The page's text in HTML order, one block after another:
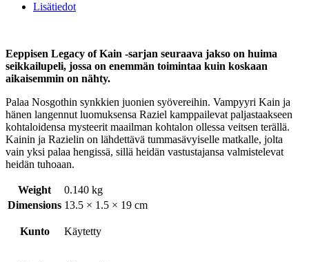
Lisätiedot
Eeppisen Legacy of Kain -sarjan seuraava jakso on huima
seikkailupeli, jossa on enemmän toimintaa kuin koskaan
aikaisemmin on nähty.
Palaa Nosgothin synkkien juonien syövereihin. Vampyyri Kain ja
hänen langennut luomuksensa Raziel kamppailevat paljastaakseen
kohtaloidensa mysteerit maailman kohtalon ollessa veitsen terällä.
Kainin ja Razielin on lähdettävä tummasävyiselle matkalle, jolta
vain yksi palaa hengissä, sillä heidän vastustajansa valmistelevat
heidän tuhoaan.
Weight
0.140 kg
Dimensions 13.5 × 1.5 × 19 cm
Kunto Käytetty